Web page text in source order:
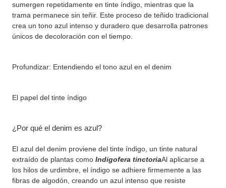
sumergen repetidamente en tinte índigo, mientras que la
trama permanece sin teñir. Este proceso de teñido tradicional
crea un tono azul intenso y duradero que desarrolla patrones
únicos de decoloración con el tiempo.
Profundizar: Entendiendo el tono azul en el denim
El papel del tinte índigo
¿Por qué el denim es azul?
El azul del denim proviene del tinte índigo, un tinte natural
extraído de plantas comoIndigofera tinctoriaAl aplicarse a
los hilos de urdimbre, el índigo se adhiere firmemente a las
fibras de algodón, creando un azul intenso que resiste